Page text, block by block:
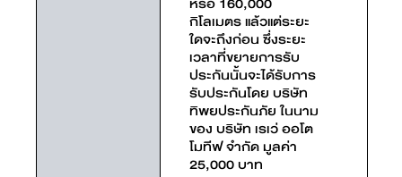
กิโลเมตร แล้วแต่ระยะ
ใดจะถึงก่อน ซึ่งระยะ
เวลาที่ขยายการรับ
ประกันนั้นจะได้รับการ
รับประกันโดย บริษัท
ทิพยประกันภัย ในนาม
ของ บริษัท เรเว่ ออโต
โมทีฟ จำกัด มูลค่า
25,000 บาท